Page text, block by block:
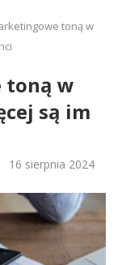
toną w
toną w
są im
16 sierpnia 2024